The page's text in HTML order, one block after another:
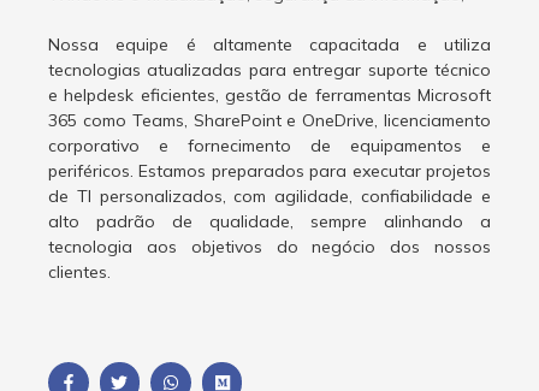
Nossa equipe é altamente capacitada e utiliza
tecnologias atualizadas para entregar suporte técnico
e helpdesk eficientes, gestão de ferramentas Microsoft
365 como Teams, SharePoint e OneDrive, licenciamento
corporativo e fornecimento de equipamentos e
periféricos. Estamos preparados para executar projetos
de TI personalizados, com agilidade, confiabilidade e
alto padrão de qualidade, sempre alinhando a
tecnologia aos objetivos do negócio dos nossos
clientes.